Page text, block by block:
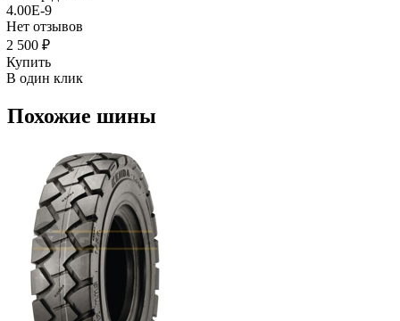
4.00E-9
Нет отзывов
2 500 ₽
Купить
В один клик
Похожие шины